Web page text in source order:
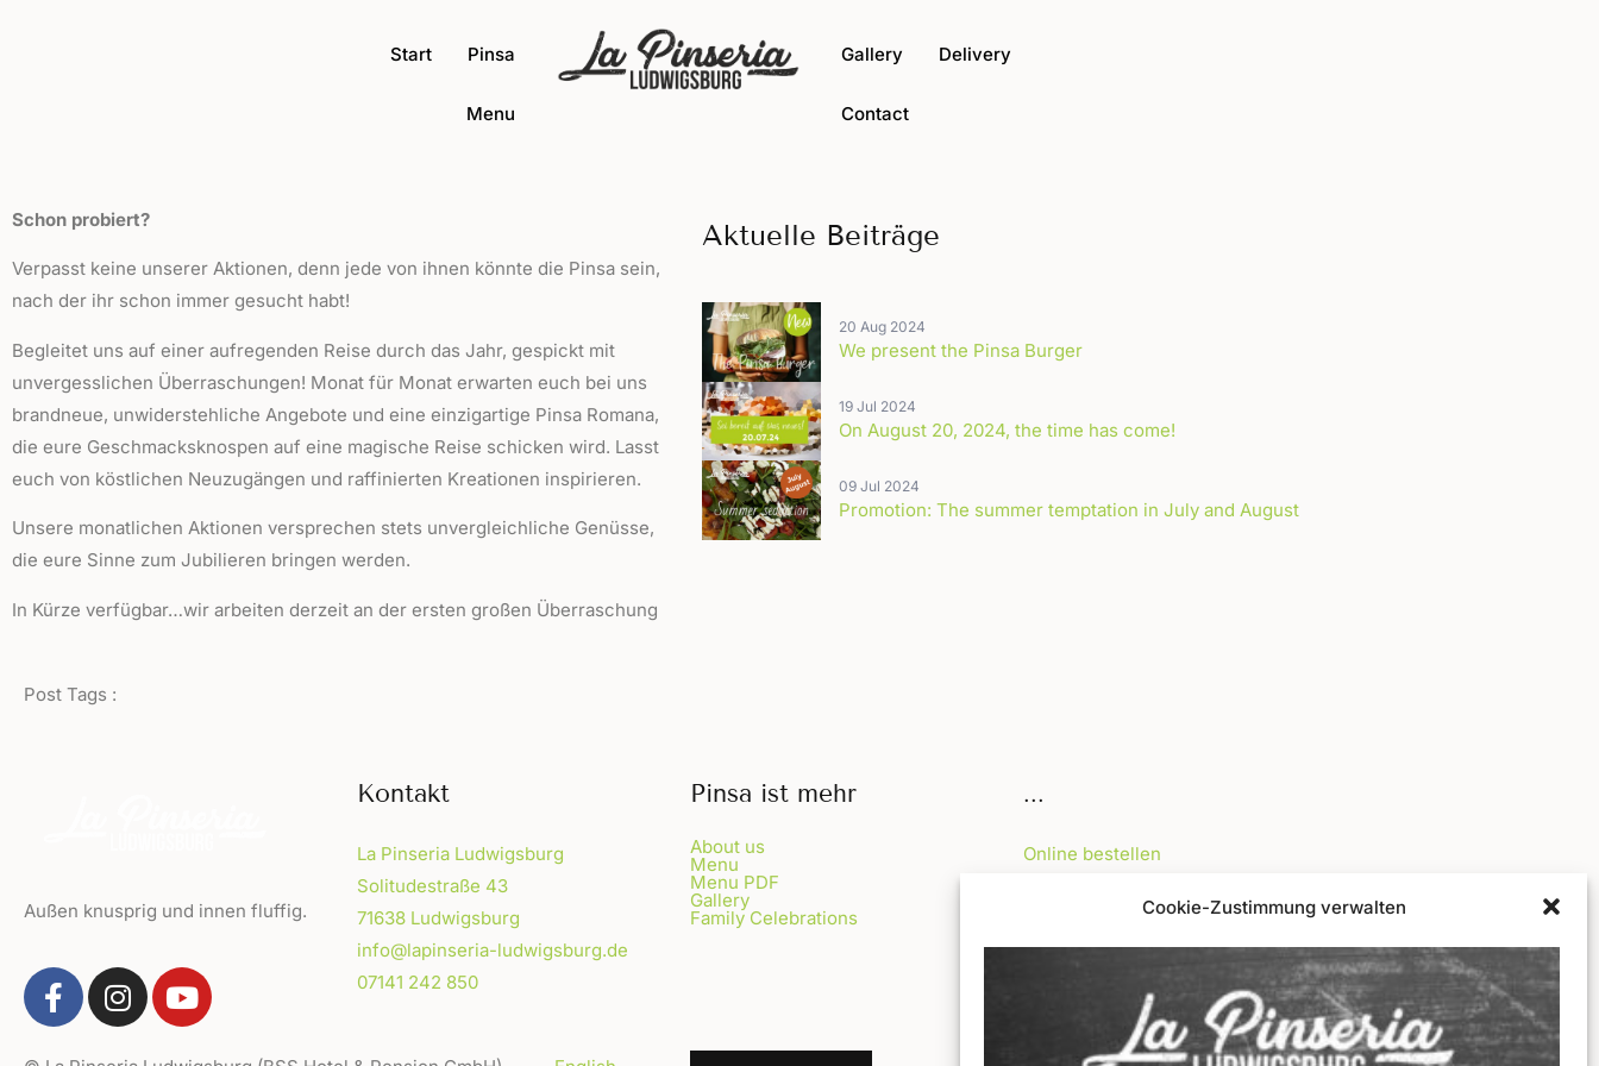
Cookie-Zustimmung verwalten
Start Pinsa
Menu
Gallery Delivery
Contact
Schon probiert?
Verpasst keine unserer Aktionen, denn jede von ihnen könnte die Pinsa sein,
nach der ihr schon immer gesucht habt!
Begleitet uns auf einer aufregenden Reise durch das Jahr, gespickt mit
unvergesslichen Überraschungen! Monat für Monat erwarten euch bei uns
brandneue, unwiderstehliche Angebote und eine einzigartige Pinsa Romana,
die eure Geschmacksknospen auf eine magische Reise schicken wird. Lasst
euch von köstlichen Neuzugängen und raffinierten Kreationen inspirieren.
Unsere monatlichen Aktionen versprechen stets unvergleichliche Genüsse,
die eure Sinne zum Jubilieren bringen werden.
In Kürze verfügbar…wir arbeiten derzeit an der ersten großen Überraschung
Post Tags :
Aktuelle Beiträge
20 Aug 2024
We present the Pinsa Burger
19 Jul 2024
On August 20, 2024, the time has come!
09 Jul 2024
Promotion: The summer temptation in July and August
Außen knusprig und innen fluffig.
Kontakt
La Pinseria Ludwigsburg
Solitudestraße 43
71638 Ludwigsburg
info@lapinseria-ludwigsburg.de
07141 242 850
Pinsa ist mehr
About us
Menu
Menu PDF
Gallery
Family Celebrations
...
Online bestellen
FAQ